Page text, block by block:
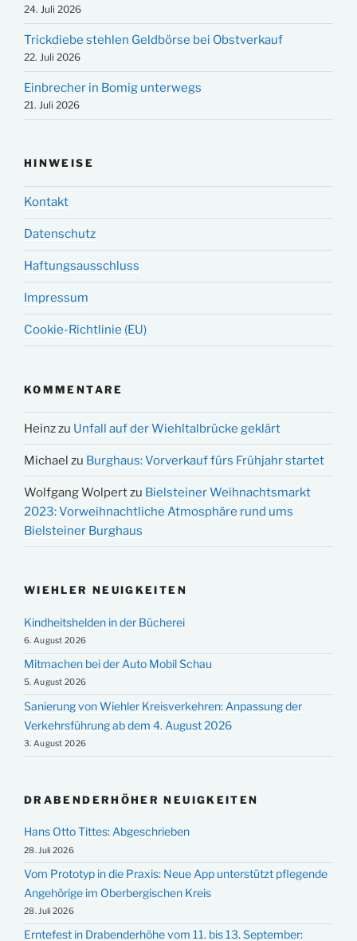
24. Juli 2026
Trickdiebe stehlen Geldbörse bei Obstverkauf
22. Juli 2026
Einbrecher in Bomig unterwegs
21. Juli 2026
HINWEISE
Kontakt
Datenschutz
Haftungsausschluss
Impressum
Cookie-Richtlinie (EU)
KOMMENTARE
Heinzzu Unfall auf der Wiehltalbrücke geklärt
Michael zu Burghaus: Vorverkauf fürs Frühjahr startet
Wolfgang Wolpertzu Bielsteiner Weihnachtsmarkt
2023: Vorweihnachtliche Atmosphäre rund ums
Bielsteiner Burghaus
WIEHLER NEUIGKEITEN
Kindheitshelden in der Bücherei
6. August 2026
Mitmachen bei der Auto Mobil Schau
5. August 2026
Sanierung von Wiehler Kreisverkehren: Anpassung der
Verkehrsführung ab dem 4. August 2026
3. August 2026
DRABENDERHÖHER NEUIGKEITEN
Hans Otto Tittes: Abgeschrieben
28. Juli 2026
Vom Prototyp in die Praxis: Neue App unterstützt pflegende
Angehörige im Oberbergischen Kreis
28. Juli 2026
Erntefest in Drabenderhöhe vom 11. bis 13. September: